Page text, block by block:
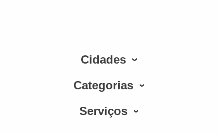
Cidades
Categorias
Serviços